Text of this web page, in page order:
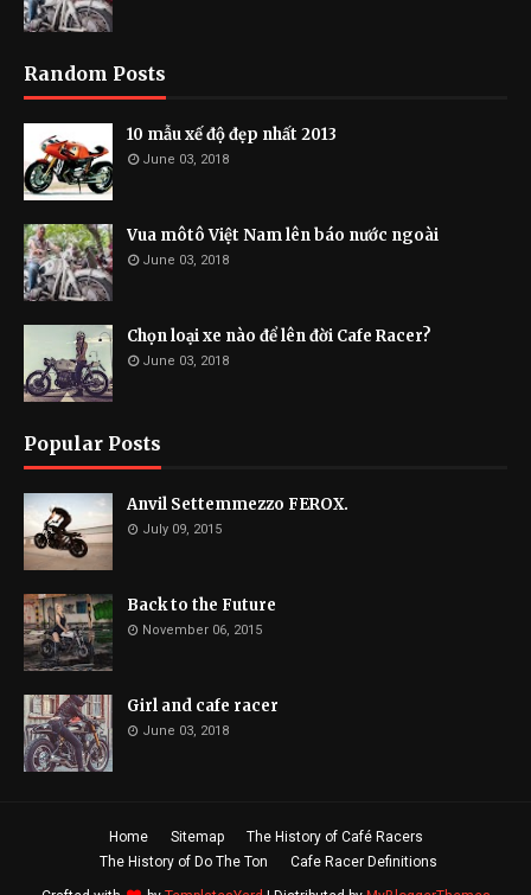
Random Posts
10 mẫu xế độ đẹp nhất 2013
June 03, 2018
Vua môtô Việt Nam lên báo nước ngoài
June 03, 2018
Chọn loại xe nào để lên đời Cafe Racer?
June 03, 2018
Popular Posts
Anvil Settemmezzo FEROX.
July 09, 2015
Back to the Future
November 06, 2015
Girl and cafe racer
June 03, 2018
Home Sitemap
The History of Café Racers
The History of Do The Ton
Cafe Racer Definitions